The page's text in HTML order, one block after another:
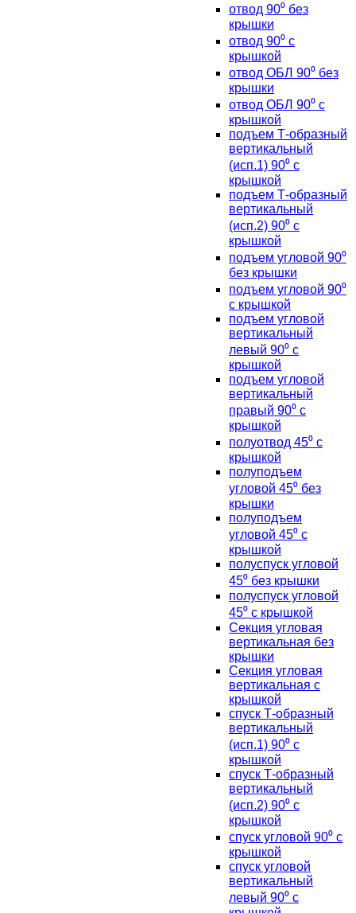
отвод 90⁰ без
крышки
отвод 90⁰ с
крышкой
отвод ОБЛ 90⁰ без
крышки
отвод ОБЛ 90⁰ с
крышкой
подъем Т-образный
вертикальный
(исп.1) 90⁰ с
крышкой
подъем Т-образный
вертикальный
(исп.2) 90⁰ с
крышкой
подъем угловой 90⁰
без крышки
подъем угловой 90⁰
с крышкой
подъем угловой
вертикальный
левый 90⁰ с
крышкой
подъем угловой
вертикальный
правый 90⁰ с
крышкой
полуотвод 45⁰ с
крышкой
полуподъем
угловой 45⁰ без
крышки
полуподъем
угловой 45⁰ с
крышкой
полуспуск угловой
45⁰ без крышки
полуспуск угловой
45⁰ с крышкой
Секция угловая
вертикальная без
крышки
Секция угловая
вертикальная с
крышкой
спуск Т-образный
вертикальный
(исп.1) 90⁰ с
крышкой
спуск Т-образный
вертикальный
(исп.2) 90⁰ с
крышкой
спуск угловой 90⁰ с
крышкой
спуск угловой
вертикальный
левый 90⁰ с